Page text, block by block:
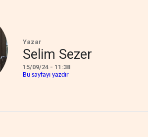
Yazar
Selim Sezer
15/09/24 - 11:38
Bu sayfayı yazdır